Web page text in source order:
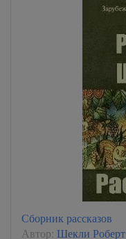
Сборник рассказов
Автор: Шекли Роберт